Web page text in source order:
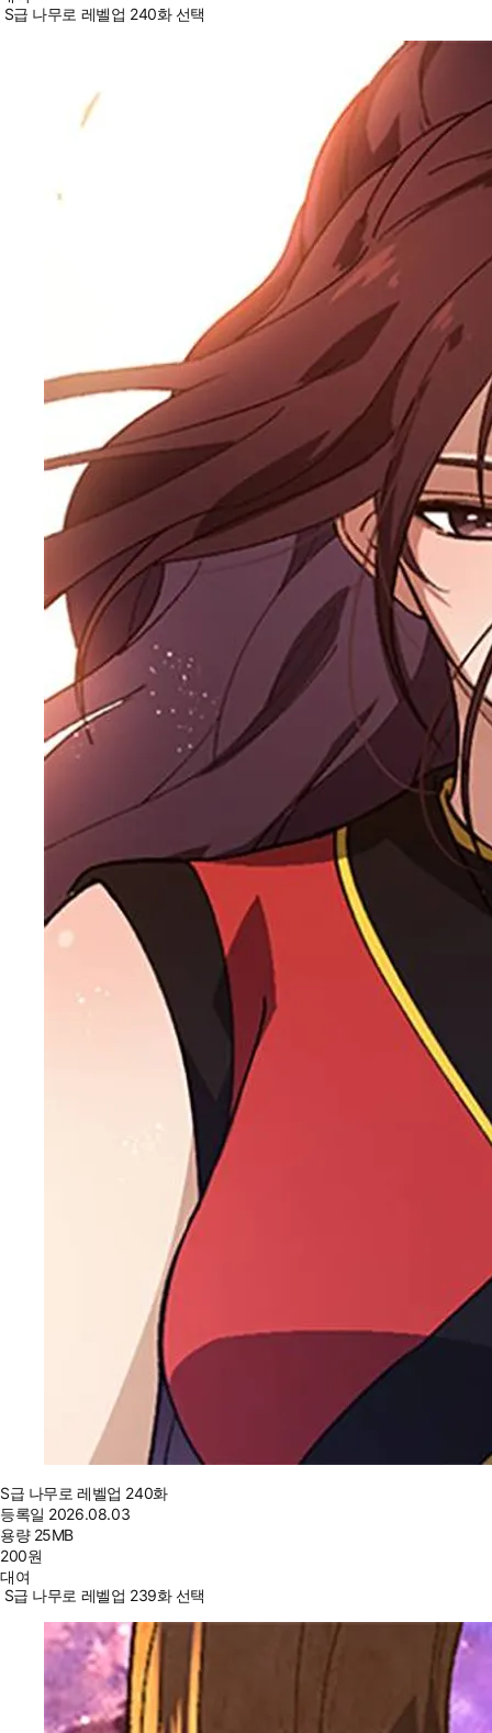
S급 나무로 레벨업 240화 선택
S급 나무로 레벨업 240화
등록일 2026.08.03
용량 25MB
200원
대여
S급 나무로 레벨업 239화 선택